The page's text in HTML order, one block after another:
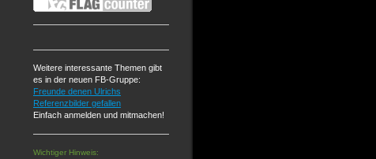
Weitere interessante Themen gibt
es in der neuen FB-Gruppe:
Freunde denen Ulrichs
Referenzbilder gefallen
Einfach anmelden und mitmachen!
Wichtiger Hinweis: